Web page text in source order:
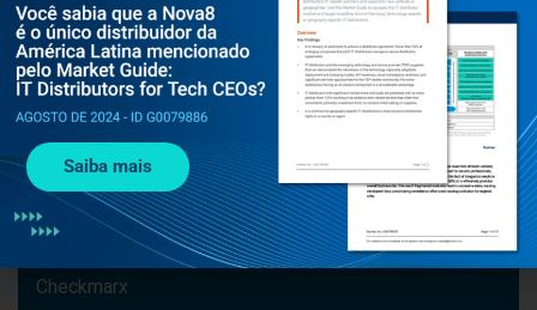
Segurança
Gestão de segurança
#cybersecurity
Notícias
Upwind
Cequence
#cybercrime
#IA
Segurança na Nuvem
Checkmarx
Saiba mais